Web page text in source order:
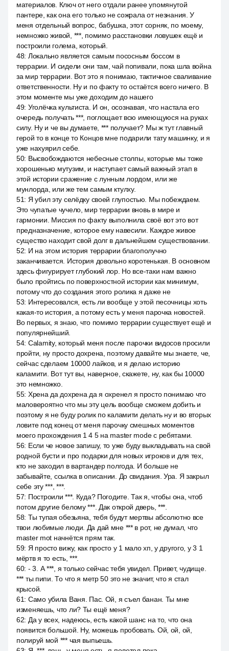
материалов. Ключ от него отдали ранее упомянутой
пантере, как она его только не сожрала от незнания. У
меня отдельный вопрос, бабушка, этот сорняк, по моему,
немножко живой, ***, помимо расстановки ловушек ещё и
построили голема, который.
48: Локально является самым пососным боссом в
террарии. И сидели они там, чай попивали, пока шла война
за мир террарии. Вот это я понимаю, тактичное сваливание
ответственности. Ну и по факту то остаётся всего ничего. В
этом моменте мы уже доходим до нашего
49: Уголёчка культиста. И он, осознавая, что настала его
очередь получать ***, поглощает всю имеющуюся на руках
силу. Ну и че вы думаете, *** получает? Мы ж тут главный
герой то в конце то Концов мне подарили тату машинку, и я
уже нахуярил себе.
50: Высвобождаются небесные столпы, которые мы тоже
хорошенько мутузим, и наступает самый важный этап в
этой истории сражение с лунным лордом, или же
мунлорда, или же тем самым ктулху.
51: Я убил эту селёдку своей глупостью. Мы побеждаем.
Это чупатые чучело, мир террарии вновь в мире и
гармонии. Миссия по факту выполнила своё вот это вот
предназначение, которое ему навесили. Каждое живое
существо находит свой долг в дальнейшем существовании.
52: И на этом история террарии благополучно
заканчивается. История довольно коротенькая. В основном
здесь фигурирует глубокий лор. Но все-таки нам важно
было пройтись по поверхностной истории как минимум,
потому что до создания этого ролика я даже не
53: Интересовался, есть ли вообще у этой песочницы хоть
какая-то история, а потому есть у меня парочка новостей.
Во первых, я знаю, что помимо террарии существует ещё и
популярнейший.
54: Calamity, который меня после парочки видосов просили
пройти, ну просто дохрена, поэтому давайте мы знаете, че,
сейчас сделаем 10000 лайков, и я делаю историю
каламити. Вот тут вы, наверное, скажете, ну, как бы 10000
это немножко.
55: Хрена да дохрена да я охренел я просто понимаю что
маловероятно что мы эту цель вообще сможем добить и
поэтому я не буду ролик по каламити делать ну и во вторых
ловите под конец от меня парочку смешных моментов
моего прохождения 1 4 5 на master mode с ребятами.
56: Если че новое запишу, то уже буду выкладывать на свой
родной бусти и про подарки для новых игроков и для тех,
кто не заходил в вартандер полгода. И больше не
забывайте, ссылка в описании. До свидания. Ура. Я закрыл
себе эту ***, ***.
57: Построили ***. Куда? Погодите. Так я, чтобы она, чтоб
потом другие белому ***. Дак открой дверь, ***.
58: Ты тупая обезьяна, тебя будут мертвы абсолютно все
твои любимые люди. Да дай мне *** в рот, не думал, что
master mot начнётся прям так.
59: Я просто вижу, как просто у 1 мало хп, у другого, у 3 1
мёртв я то есть, ***.
60: - 3. А ***, я только сейчас тебя увидел. Привет, чудище.
*** ты пипи. То что я метр 50 это не значит, что я стал
крысой.
61: Само убила Ваня. Пас. Ой, я съел банан. Ты мне
изменяешь, что ли? Ты ещё меня?
62: Да у всех, надеюсь, есть какой шанс на то, что она
появится большой. Ну, можешь пробовать. Ой, ой, ой,
полируй мой *** чая выпьешь.